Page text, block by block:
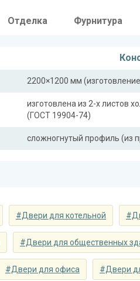
Отделка Фурнитура
2200×1200 мм
изготовлена из 2-х листов
(ГОСТ 19904-74)
сложногнутый профиль (из
покрас грунт-эмалью
(цвет на выбор)
Запирающие
«Nemef» с личинкой-
#Двери для котельной
#Двери для общественных
#Двери для офиса #Двери